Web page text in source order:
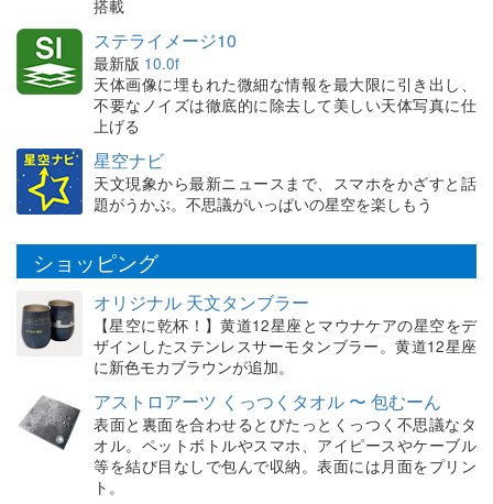
搭載
ステライメージ10
最新版 10.0f
天体画像に埋もれた微細な情報を最大限に引き出し、
不要なノイズは徹底的に除去して美しい天体写真に仕
上げる
星空ナビ
天文現象から最新ニュースまで、スマホをかざすと話
題がうかぶ。不思議がいっぱいの星空を楽しもう
ショッピング
オリジナル 天文タンブラー
【星空に乾杯！】黄道12星座とマウナケアの星空をデ
ザインしたステンレスサーモタンブラー。黄道12星座
に新色モカブラウンが追加。
アストロアーツ くっつくタオル 〜 包むーん
表面と裏面を合わせるとぴたっとくっつく不思議なタ
オル。ペットボトルやスマホ、アイピースやケーブル
等を結び目なしで包んで収納。表面には月面をプリン
ト。